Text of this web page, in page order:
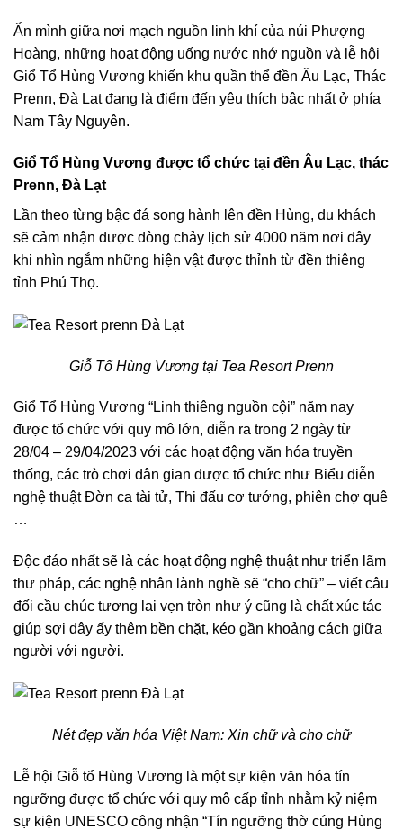
Ẩn mình giữa nơi mạch nguồn linh khí của núi Phượng
Hoàng, những hoạt động uống nước nhớ nguồn và lễ hội
Giổ Tổ Hùng Vương khiến khu quần thể đền Âu Lạc, Thác
Prenn, Đà Lạt đang là điểm đến yêu thích bậc nhất ở phía
Nam Tây Nguyên.
Giổ Tổ Hùng Vương được tổ chức tại đền Âu Lạc, thác
Prenn, Đà Lạt
Lần theo từng bậc đá song hành lên đền Hùng, du khách
sẽ cảm nhận được dòng chảy lịch sử 4000 năm nơi đây
khi nhìn ngắm những hiện vật được thỉnh từ đền thiêng
tỉnh Phú Thọ.
Giỗ Tổ Hùng Vương tại Tea Resort Prenn
Giổ Tổ Hùng Vương “Linh thiêng nguồn cội” năm nay
được tổ chức với quy mô lớn, diễn ra trong 2 ngày từ
28/04 – 29/04/2023 với các hoạt động văn hóa truyền
thống, các trò chơi dân gian được tổ chức như Biểu diễn
nghệ thuật Đờn ca tài tử, Thi đấu cơ tướng, phiên chợ quê
…
Độc đáo nhất sẽ là các hoạt động nghệ thuật như triển lãm
thư pháp, các nghệ nhân lành nghề sẽ “cho chữ” – viết câu
đối cầu chúc tương lai vẹn tròn như ý cũng là chất xúc tác
giúp sợi dây ấy thêm bền chặt, kéo gần khoảng cách giữa
người với người.
Nét đẹp văn hóa Việt Nam: Xin chữ và cho chữ
Lễ hội Giỗ tổ Hùng Vương là một sự kiện văn hóa tín
ngưỡng được tổ chức với quy mô cấp tỉnh nhằm kỷ niệm
sự kiện UNESCO công nhận “Tín ngưỡng thờ cúng Hùng